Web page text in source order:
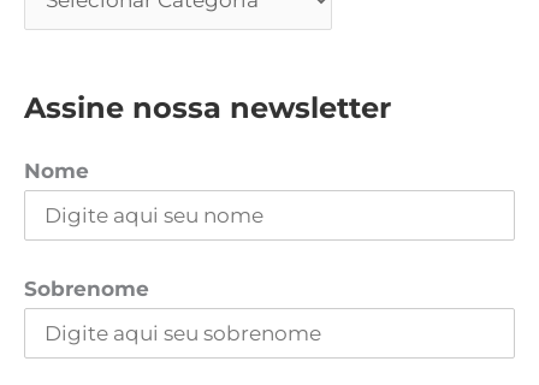
Assine nossa newsletter
Nome
Sobrenome